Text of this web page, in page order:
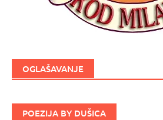
OGLAŠAVANJE
POEZIJA BY DUŠICA